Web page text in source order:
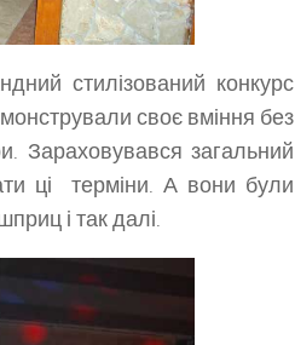
стилізований конкурс
своє вміння без
Зараховувався загальний
ці терміни. А вони були
і так далі.